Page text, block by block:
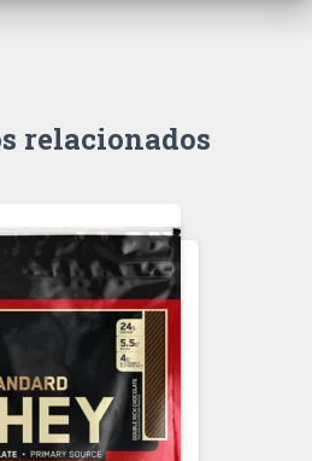
relacionados